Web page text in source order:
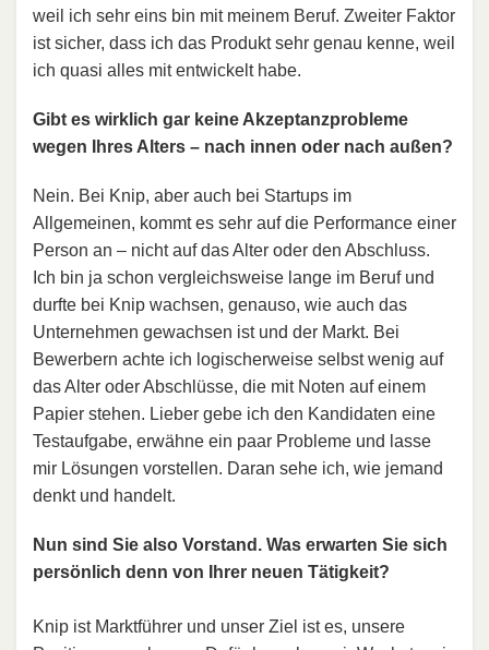
weil ich sehr eins bin mit meinem Beruf. Zweiter Faktor
ist sicher, dass ich das Produkt sehr genau kenne, weil
ich quasi alles mit entwickelt habe.
Gibt es wirklich gar keine Akzeptanzprobleme
wegen Ihres Alters – nach innen oder nach außen?
Nein. Bei Knip, aber auch bei Startups im
Allgemeinen, kommt es sehr auf die Performance einer
Person an – nicht auf das Alter oder den Abschluss.
Ich bin ja schon vergleichsweise lange im Beruf und
durfte bei Knip wachsen, genauso, wie auch das
Unternehmen gewachsen ist und der Markt. Bei
Bewerbern achte ich logischerweise selbst wenig auf
das Alter oder Abschlüsse, die mit Noten auf einem
Papier stehen. Lieber gebe ich den Kandidaten eine
Testaufgabe, erwähne ein paar Probleme und lasse
mir Lösungen vorstellen. Daran sehe ich, wie jemand
denkt und handelt.
Nun sind Sie also Vorstand. Was erwarten Sie sich
persönlich denn von Ihrer neuen Tätigkeit?
Knip ist Marktführer und unser Ziel ist es, unsere